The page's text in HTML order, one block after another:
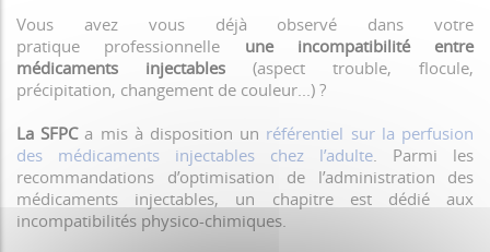
Vous avez vous déjà observé dans votre
pratique professionnelle une incompatibilité entre
médicaments injectables (aspect trouble, flocule,
précipitation, changement de couleur...) ?
La SFPCa mis à disposition un référentiel sur la perfusion
des médicaments injectables chez l’adulte. Parmi les
recommandations d’optimisation de l’administration des
médicaments injectables, un chapitre est dédié aux
incompatibilités physico-chimiques.